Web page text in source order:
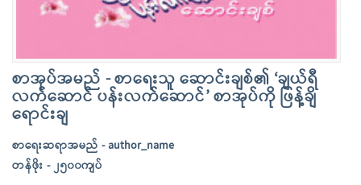
စာအုပ်အမည် - စာရေးသူ ဆောင်းချစ်၏ ‘ချယ်ရီ
လက်ဆောင် ပန်းလက်ဆောင်’ စာအုပ်ကို ဖြန့်ချိ
ရောင်းချ
စာရေးဆရာအမည် - author_name
တန်ဖိုး - ၂၅၀၀ကျပ်